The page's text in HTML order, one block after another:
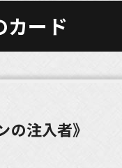
カード
の注入者》